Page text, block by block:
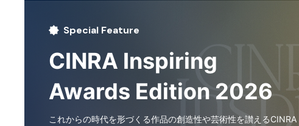
Special Feature
CINRA Inspiring
Awards Edition 2026
これからの時代を形づくる作品の創造性や芸術性を讃えるCINRA